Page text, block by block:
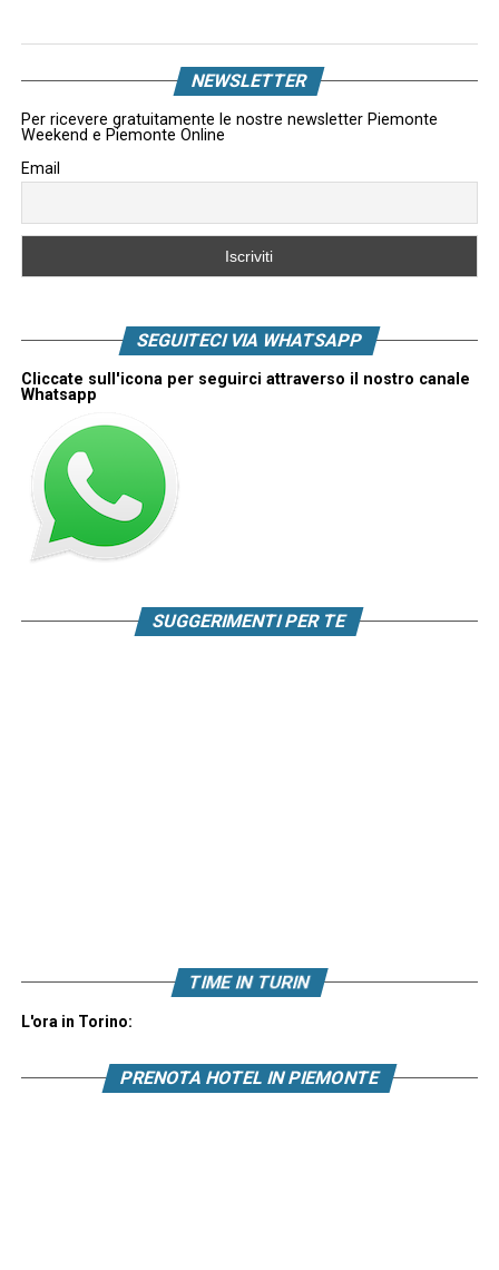
NEWSLETTER
Per ricevere gratuitamente le nostre newsletter Piemonte
Weekend e Piemonte Online
Email
SEGUITECI VIA WHATSAPP
Cliccate sull'icona per seguirci attraverso il nostro canale
Whatsapp
SUGGERIMENTI PER TE
TIME IN TURIN
L'ora in Torino:
PRENOTA HOTEL IN PIEMONTE